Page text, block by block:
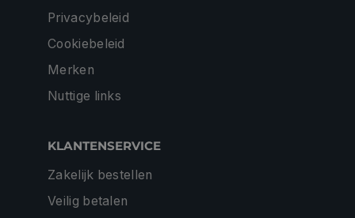
Privacybeleid
Cookiebeleid
Merken
Nuttige links
KLANTENSERVICE
Zakelijk bestellen
Veilig betalen